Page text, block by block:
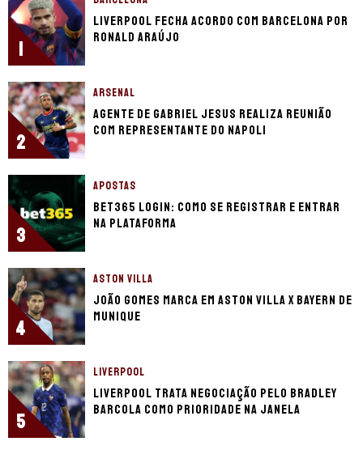
1
Liverpool fecha acordo com Barcelona por
Ronald Araújo
2
ARSENAL
Agente de Gabriel Jesus realiza reunião
com representante do Napoli
3
APOSTAS
bet365 login: como se registrar e entrar
na plataforma
4
ASTON VILLA
João Gomes marca em Aston Villa x Bayern de
Munique
5
LIVERPOOL
Liverpool trata negociação pelo Bradley
Barcola como prioridade na janela